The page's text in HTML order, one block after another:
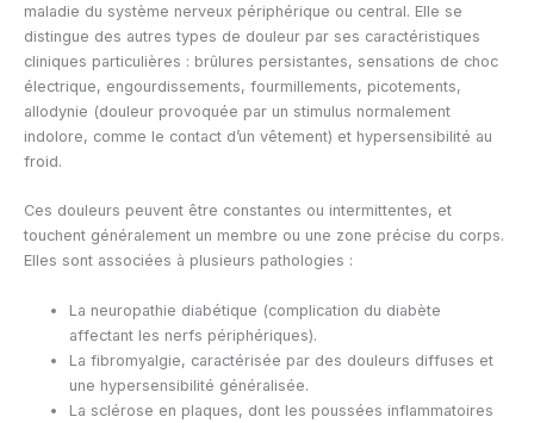
maladie du système nerveux périphérique ou central. Elle se
distingue des autres types de douleur par ses caractéristiques
cliniques particulières : brûlures persistantes, sensations de choc
électrique, engourdissements, fourmillements, picotements,
allodynie (douleur provoquée par un stimulus normalement
indolore, comme le contact d’un vêtement) et hypersensibilité au
froid.
Ces douleurs peuvent être constantes ou intermittentes, et
touchent généralement un membre ou une zone précise du corps.
Elles sont associées à plusieurs pathologies :
La neuropathie diabétique (complication du diabète
affectant les nerfs périphériques).
La fibromyalgie, caractérisée par des douleurs diffuses et
une hypersensibilité généralisée.
La sclérose en plaques, dont les poussées inflammatoires